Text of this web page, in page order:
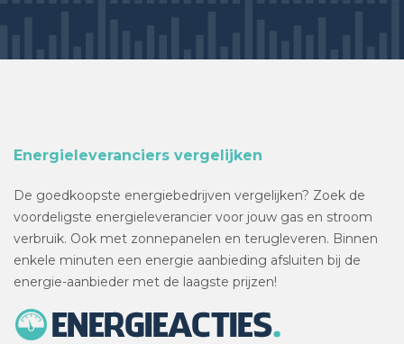
Energieleveranciers vergelijken
De goedkoopste energiebedrijven vergelijken? Zoek de
voordeligste energieleverancier voor jouw gas en stroom
verbruik. Ook met zonnepanelen en terugleveren. Binnen
enkele minuten een energie aanbieding afsluiten bij de
energie-aanbieder met de laagste prijzen!